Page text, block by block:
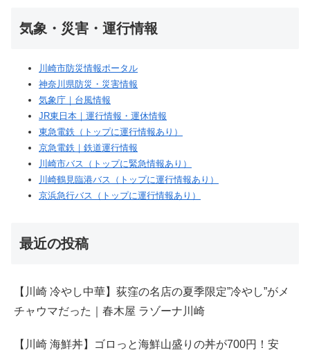
気象・災害・運行情報
川崎市防災情報ポータル
神奈川県防災・災害情報
気象庁｜台風情報
JR東日本｜運行情報・運休情報
東急電鉄（トップに運行情報あり）
京急電鉄｜鉄道運行情報
川崎市バス（トップに緊急情報あり）
川崎鶴見臨港バス（トップに運行情報あり）
京浜急行バス（トップに運行情報あり）
最近の投稿
【川崎 冷やし中華】荻窪の名店の夏季限定”冷やし”がメ
チャウマだった｜春木屋 ラゾーナ川崎
【川崎 海鮮丼】ゴロっと海鮮山盛りの丼が700円！安